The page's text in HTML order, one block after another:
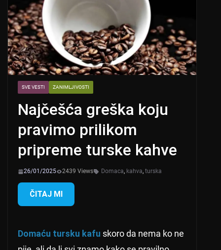
SVE VESTI ZANIMLJIVOSTI
Najčešća greška koju
pravimo prilikom
pripreme turske kahve
26/01/2025 2439 Views Domaca, kahva, turska
ČITAJ MI
Domaću tursku kafu skoro da nema ko ne